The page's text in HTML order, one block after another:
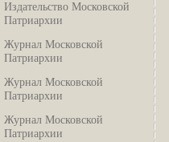
Издательство Московской
Патриархии
Журнал Московской
Патриархии
Журнал Московской
Патриархии
Журнал Московской
Патриархии